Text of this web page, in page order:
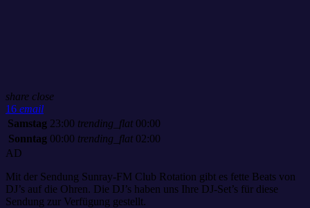
share close
16 email
Samstag 23:00 trending_flat 00:00
Sonntag 00:00 trending_flat 02:00
AD
Mit der Sendung Sunray-FM Club Rotation gibt es fette Beats von
DJ’s auf die Ohren. Die DJ’s haben uns Ihre DJ-Set’s für diese
Sendung zur Verfügung gestellt.